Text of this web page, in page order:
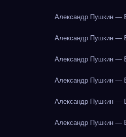
Александр Пушкин —
Александр Пушкин —
Александр Пушкин —
Александр Пушкин —
Александр Пушкин —
Александр Пушкин —